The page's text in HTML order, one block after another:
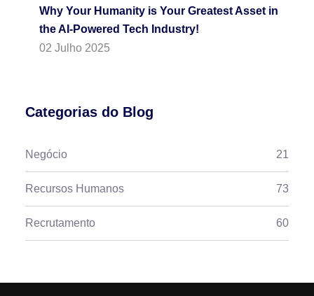
Why Your Humanity is Your Greatest Asset in
the AI-Powered Tech Industry!
02 Julho 2025
Categorias do Blog
Negócio 21
Recursos Humanos 73
Recrutamento 60